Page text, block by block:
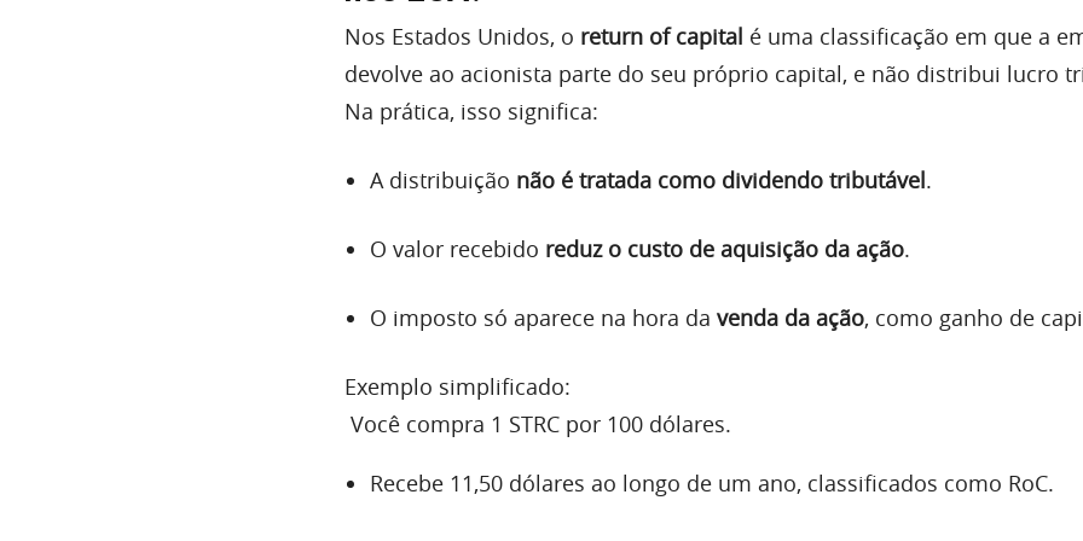
Nos Estados Unidos, o return of capital é uma classificação em que a
devolve ao acionista parte do seu próprio capital, e não distribui lucro
Na prática, isso significa:
A distribuição não é tratada como dividendo tributável.
O valor recebido reduz o custo de aquisição da ação.
O imposto só aparece na hora da venda da ação, como ganho de
Exemplo simplificado:
Você compra 1 STRC por 100 dólares.
Recebe 11,50 dólares ao longo de um ano, classificados como RoC.